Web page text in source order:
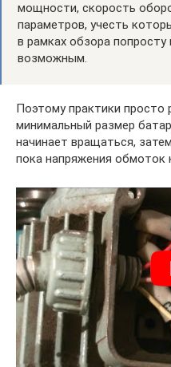
мощности, скорость
параметров, учесть
в рамках обзора попросту
возможным.
Поэтому практики просто
минимальный размер
начинает вращаться,
пока напряжения обмоток